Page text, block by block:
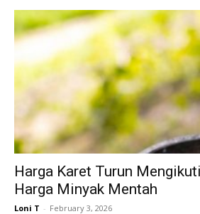
Harga Karet Turun
Harga Minyak Mentah
Loni T - February 3, 2026